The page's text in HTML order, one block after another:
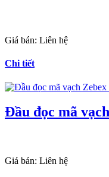
Giá bán: Liên hệ
Chi tiết
Đầu đọc mã
Giá bán: Liên hệ